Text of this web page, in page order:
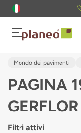
Mondo dei pavimenti
PAGINA
GERFLOR
Filtri attivi